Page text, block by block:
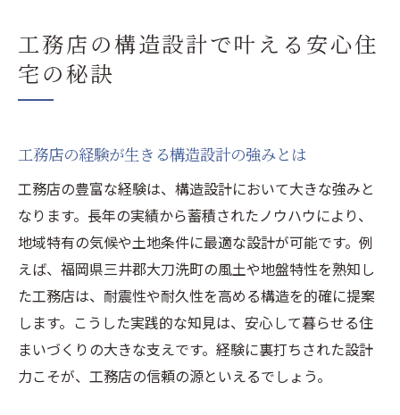
工務店ならではの構造配慮が安心を支える
地域に根差す工務店が選ばれる理由とは
工務店が地域で信頼される理由を徹底解説
身近な工務店が実現する安心のサポート体
構造設計も地元工務店が強い理由を紹介
地域の工務店が家づくりで重視する視点
地元工務店が選ばれる構造設計の魅力とは
構造設計を重視した家づくりのポイント解説
工務店による構造設計の重要ポイントとは
家づくりで工務店が重視する構造設計の視
工務店の構造設計で叶える安心住
宅の秘訣
工務店の経験が生きる構造設計の強みとは
工務店の豊富な経験は、構造設計において大きな強みと
なります。長年の実績から蓄積されたノウハウにより、
地域特有の気候や土地条件に最適な設計が可能です。例
えば、福岡県三井郡大刀洗町の風土や地盤特性を熟知し
た工務店は、耐震性や耐久性を高める構造を的確に提案
します。こうした実践的な知見は、安心して暮らせる住
まいづくりの大きな支えです。経験に裏打ちされた設計
力こそが、工務店の信頼の源といえるでしょう。